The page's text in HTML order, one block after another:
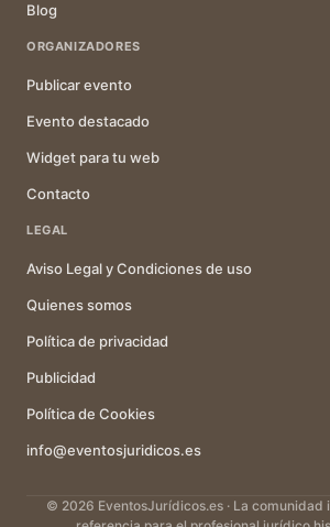
Blog
ORGANIZADORES
Publicar evento
Evento destacado
Widget para tu web
Contacto
LEGAL
Aviso Legal y Condiciones de uso
Quienes somos
Política de privacidad
Publicidad
Política de Cookies
info@eventosjuridicos.es
© 2026 EventosJurídicos.es · La